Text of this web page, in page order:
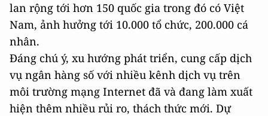
lan rộng tới hơn 150 quốc gia trong đó có Việt
Nam, ảnh hưởng tới 10.000 tổ chức, 200.000 cá
nhân.
Đáng chú ý, xu hướng phát triển, cung cấp dịch
vụ ngân hàng số với nhiều kênh dịch vụ trên
môi trường mạng Internet đã và đang làm xuất
hiện thêm nhiều rủi ro, thách thức mới. Dự